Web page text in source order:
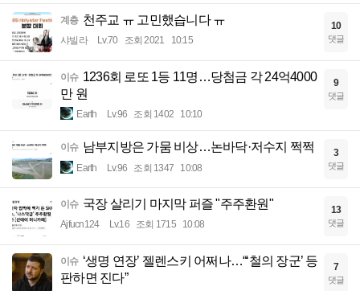
계층 천주교 ㅠ 고민했습니다 ㅠ
샤빌라 Lv.70 조회 2021 10:15
10
댓글
이슈 1236회 로또 1등 11명…당첨금 각 24억4000
만 원
Earth Lv.96 조회 1402 10:10
9
댓글
이슈 남부지방은 가뭄 비상…논바닥·저수지 쩍쩍
Earth Lv.96 조회 1347 10:08
3
댓글
이슈 국장 살리기 마지막 퍼즐 "주주환원"
Ajfucn124 Lv.16 조회 1715 10:08
13
댓글
이슈 ‘생명 연장’ 젤렌스키 어쩌나…“‘철의 장군’ 등
판하면 진다”
7
댓글